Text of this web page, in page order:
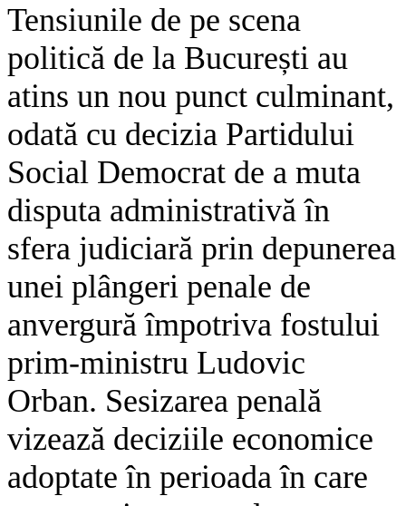
Tensiunile de pe scena
politică de la București au
atins un nou punct culminant,
odată cu decizia Partidului
Social Democrat de a muta
disputa administrativă în
sfera judiciară prin depunerea
unei plângeri penale de
anvergură împotriva fostului
prim-ministru Ludovic
Orban. Sesizarea penală
vizează deciziile economice
adoptate în perioada în care